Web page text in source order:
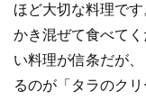
ほど大切な料理で
かき混ぜて食べて
い料理が信条だが
るのが「タラのク